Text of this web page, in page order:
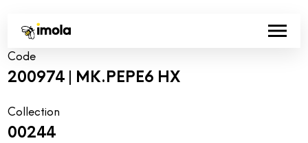
Code
200974 | MK.PEPE6 HX
Collection
00244